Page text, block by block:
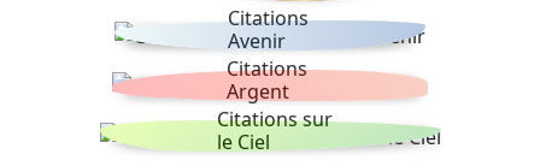
Citations
Avenir
Citations
Argent
Citations sur
le Ciel